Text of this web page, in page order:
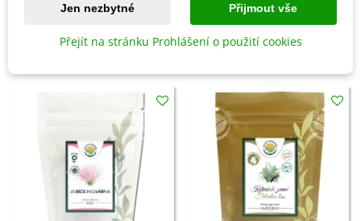
Detaily produktu
Jen nezbytné Přijmout vše
Přejít na stránku Prohlášení o použití cookies